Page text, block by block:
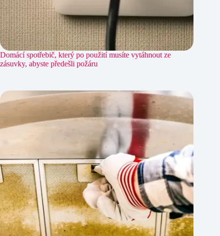
Domácí spotřebič, který po použití musíte vytáhnout ze
zásuvky, abyste předešli požáru